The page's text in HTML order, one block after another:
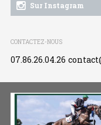
Sur Instagram
CONTACTEZ-NOUS
07.86.26.04.26